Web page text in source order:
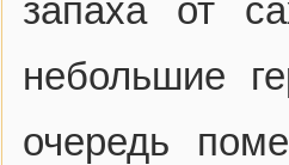
запаха от
небольшие
очередь